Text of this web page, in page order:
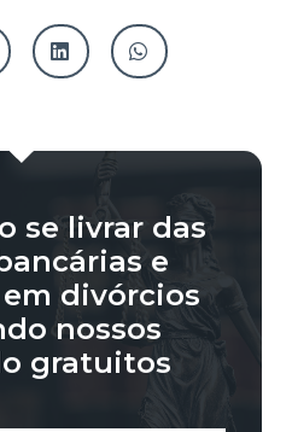
se livrar das
e
divórcios
nossos
gratuitos